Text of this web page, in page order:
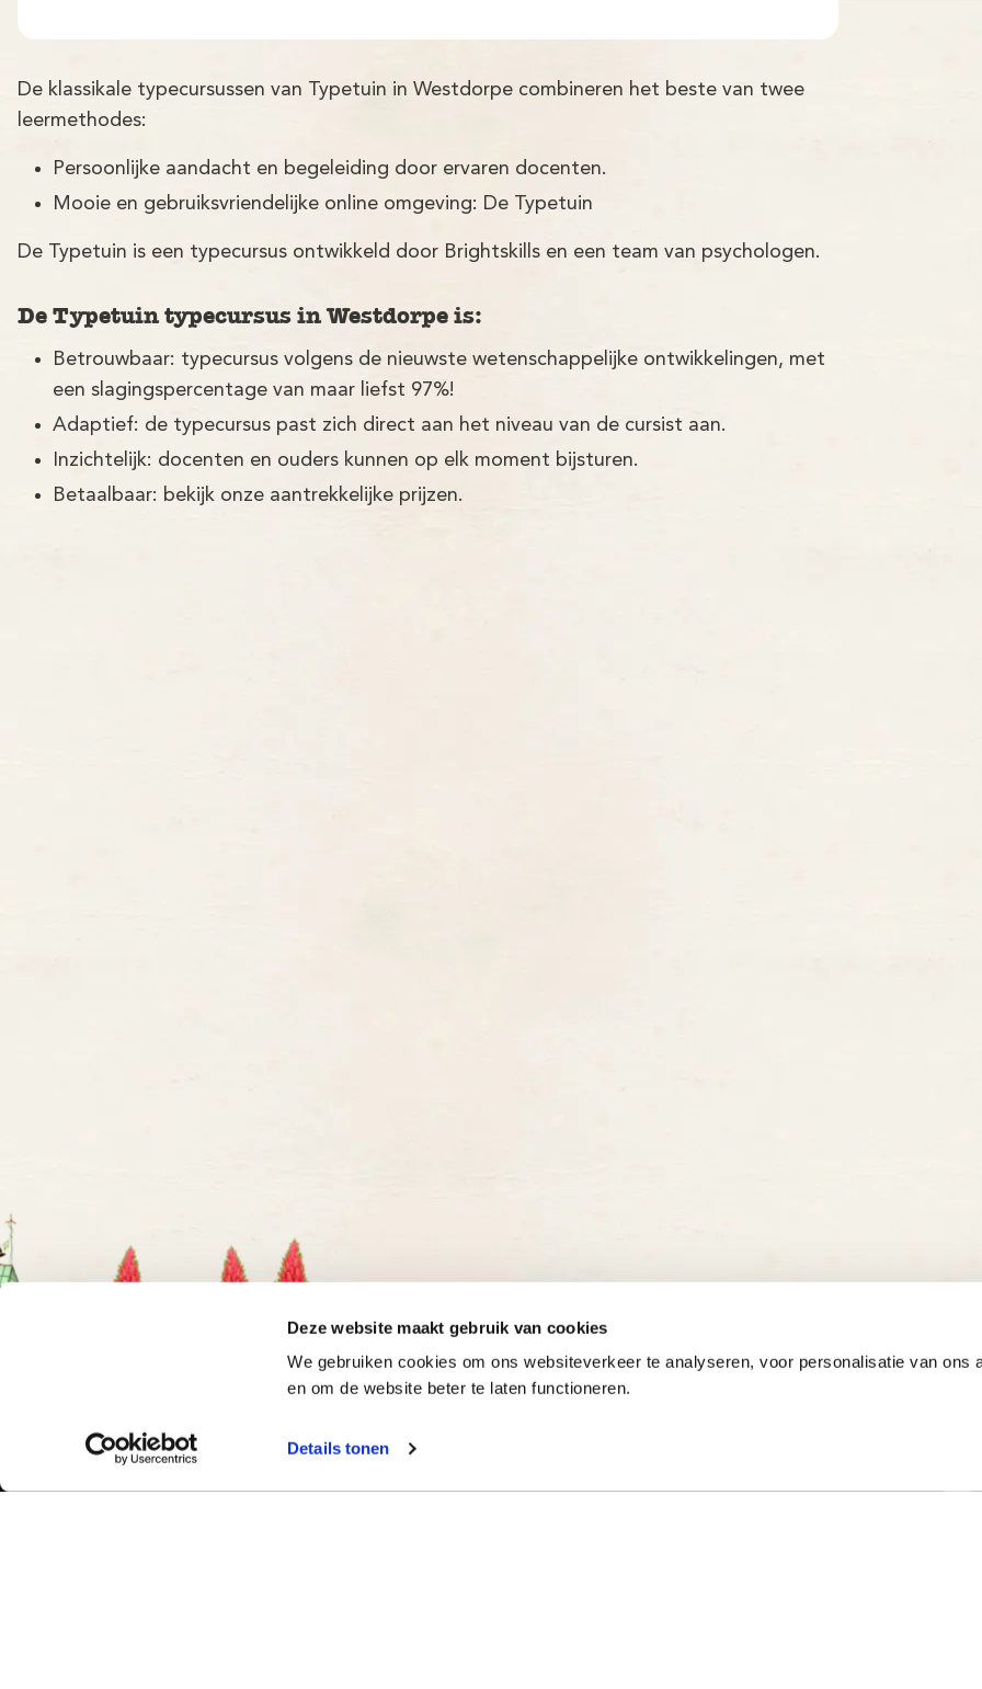
Deze website maakt gebruik van cookies
We gebruiken cookies om ons websiteverkeer te analyseren, voor personalisatie van ons
en om de website beter te laten functioneren.
Details tonen
De klassikale typecursussen van Typetuin in Westdorpe combineren het beste van twee
leermethodes:
Persoonlijke aandacht en begeleiding door ervaren docenten.
Mooie en gebruiksvriendelijke online omgeving: De Typetuin
De Typetuin is een typecursus ontwikkeld door Brightskills en een team van psychologen.
De Typetuin typecursus in Westdorpe is:
Betrouwbaar: typecursus volgens de nieuwste wetenschappelijke ontwikkelingen, met
een slagingspercentage van maar liefst 97%!
Adaptief: de typecursus past zich direct aan het niveau van de cursist aan.
Inzichtelijk: docenten en ouders kunnen op elk moment bijsturen.
Betaalbaar: bekijk onze aantrekkelijke prijzen.